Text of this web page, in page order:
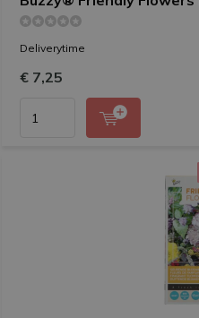
Deliverytime
€ 7,25